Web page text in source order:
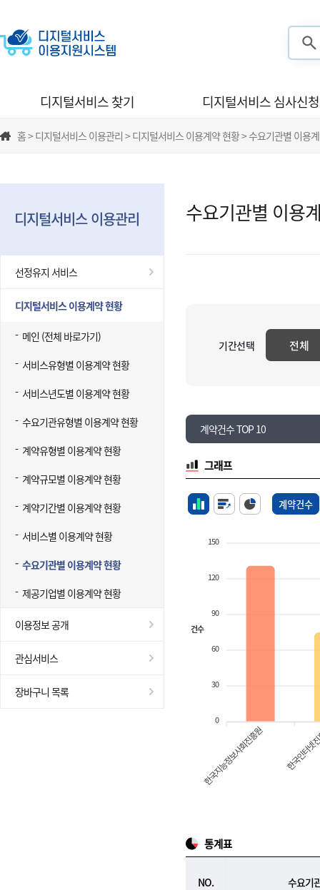
디지털서비스 찾기 디지털서비스 심사신청
홈 > 디지털서비스 이용관리 > 디지털서비스 이용계약 현황 > 수요기관별 이용
디지털서비스 이용관리
선정유지 서비스
디지털서비스 이용계약 현황
메인 (전체 바로가기)
서비스유형별 이용계약 현황
서비스년도별 이용계약 현황
수요기관유형별 이용계약 현황
계약유형별 이용계약 현황
계약규모별 이용계약 현황
계약기간별 이용계약 현황
서비스별 이용계약 현황
수요기관별 이용계약 현황
제공기업별 이용계약 현황
이용정보 공개
관심서비스
장바구니 목록
수요기관별 이용
기간선택 전체
계약건수 TOP 10
그래프
계약건수
150
120
90
60
30
0
건수
한국지능정보사회진흥원 한국인
통계표
NO. 수요기